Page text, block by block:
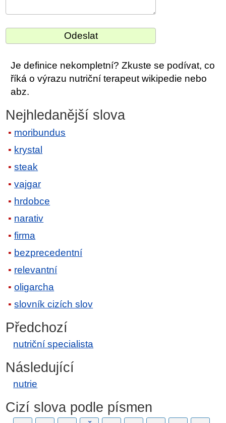
Je definice nekompletní? Zkuste se podívat, co
říká o výrazu nutriční terapeut wikipedie nebo
abz.
Nejhledanější slova
moribundus
krystal
steak
vajgar
hrdobce
narativ
firma
bezprecedentní
relevantní
oligarcha
slovník cizích slov
Předchozí
nutriční specialista
Následující
nutrie
Cizí slova podle písmen